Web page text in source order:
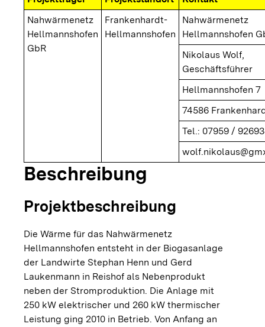
Nahwärmenetz
Hellmannshofen
GbR
Frankenhardt-
Hellmannshofen
Nahwärmenetz
Hellmannshofen
Nikolaus Wolf,
Geschäftsführer
Hellmannshofen 7
74586
Tel.: 07959 /
Beschreibung
Projektbeschreibung
Die Wärme für das Nahwärmenetz
Hellmannshofen entsteht in der Biogasanlage
der Landwirte Stephan Henn und Gerd
Laukenmann in Reishof als Nebenprodukt
neben der Stromproduktion. Die Anlage mit
250 kW elektrischer und 260 kW thermischer
Leistung ging 2010 in Betrieb. Von Anfang an